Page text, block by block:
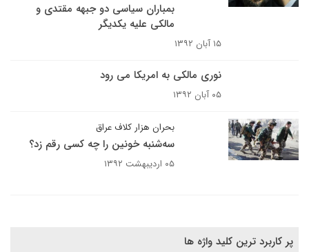
بمباران سیاسی دو جبهه مقتدی و
مالکی علیه یکدیگر
۱۵ آبان ۱۳۹۲
نوری مالکی به امریکا می رود
۰۵ آبان ۱۳۹۲
بحران هزار کلاف عراق
سه‌شنبه خونین را چه کسی رقم زد؟
۰۵ اردیبهشت ۱۳۹۲
پر کاربرد ترین کلید واژه ها